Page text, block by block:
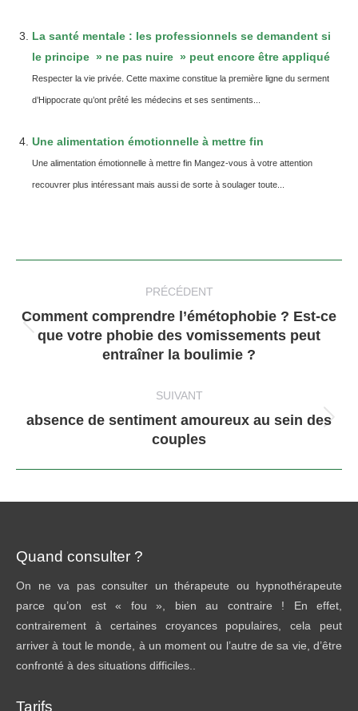
La santé mentale : les professionnels se demandent si
le principe » ne pas nuire » peut encore être appliqué
Respecter la vie privée. Cette maxime constitue la première ligne du serment
d’Hippocrate qu’ont prêté les médecins et ses sentiments...
Une alimentation émotionnelle à mettre fin
Une alimentation émotionnelle à mettre fin Mangez-vous à votre attention
recouvrer plus intéressant mais aussi de sorte à soulager toute...
PRÉCÉDENT
Article
précédent
Comment comprendre l’émétophobie ? Est-ce
que votre phobie des vomissements peut
entraîner la boulimie ?
SUIVANT
Article
suivant
:
absence de sentiment amoureux au sein des
couples
Quand consulter ?
On ne va pas consulter un thérapeute ou hypnothérapeute
parce qu’on est « fou », bien au contraire ! En effet,
contrairement à certaines croyances populaires, cela peut
arriver à tout le monde, à un moment ou l’autre de sa vie, d’être
confronté à des situations difficiles..
Tarifs